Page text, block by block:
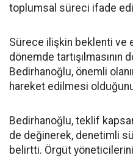
toplumsal süreci ifade
Sürece ilişkin beklenti ve
dönemde
Bedirhanoğlu, önemli
hareket edilmesi
Bedirhanoğlu, teklif
de değinerek, denetimli
belirtti. Örgüt